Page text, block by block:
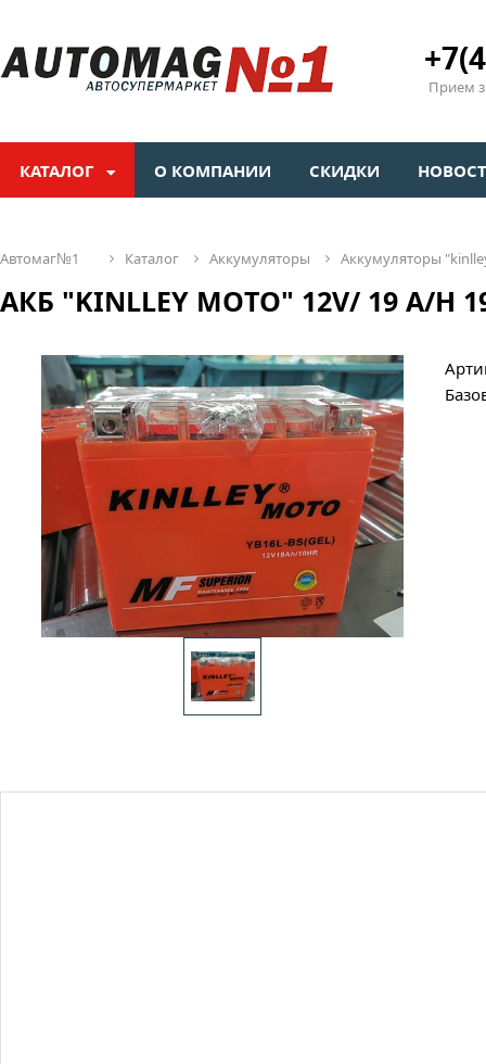
Прием
КАТАЛОГ О КОМПАНИИ СКИДКИ
автомаг№1 каталог аккумуляторы аккумуляторы
АКБ "KINLLEY MOTO" 12V/ 19 A/H